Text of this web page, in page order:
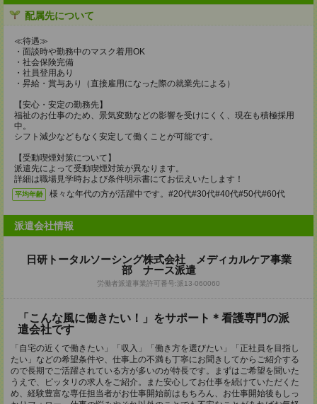
配属先について
≪待遇≫
・面談時や勤務中のマスク着用OK
・社会保険完備
・社員登用あり
・昇給・賞与あり（直接雇用になった際の就業先による）
【安心・安定の勤務先】
福祉のお仕事のため、景気変動などの影響を受けにくく、現在も積極採用
中。
シフト減少などもなく安定して働くことが可能です。
【受動喫煙対策について】
派遣先によって受動喫煙対策が異なります。
詳細は職場見学時および条件明示書にてお伝えいたします！
平均年齢 様々な年代の方が活躍中です。#20代#30代#40代#50代#60代
派遣会社情報
日研トータルソーシング株式会社 メディカルケア事業
部 ナース派遣
労働者派遣事業許可番号:派13-060060
「こんな風に働きたい！」をサポート＊看護専門の派
遣会社です
「自宅の近くで働きたい」「収入」「働き方を選びたい」「正社員を目指し
たい」などの希望条件や、仕事上の不満も丁寧にお聞きしてからご紹介する
ので長期でご活躍されている方が多いのが特長です。まずはご希望を聞いた
うえで、ピッタリの求人をご紹介。また安心してお仕事を続けていただくた
め、経験豊富な専任担当者がお仕事開始前はもちろん、お仕事開始後もしっ